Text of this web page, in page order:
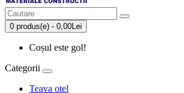
0 produs(e) - 0,00Lei
Coșul este gol!
Categorii
Teava otel